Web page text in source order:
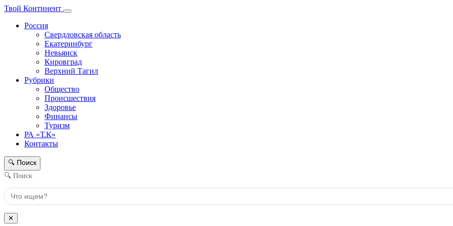
Твой Континент
Россия
Свердловская область
Екатеринбург
Невьянск
Кировград
Верхний Тагил
Рубрики
Общество
Происшествия
Здоровье
Финансы
Туризм
РА «Т.К»
Контакты
🔍 Поиск
🔍 Поиск
✕